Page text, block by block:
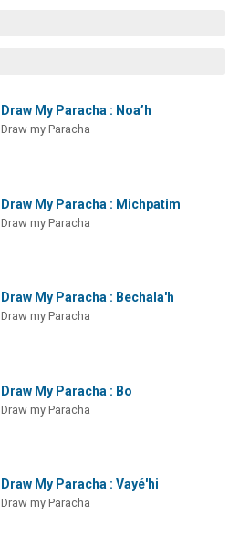
Draw My Paracha : Noa’h
Draw my Paracha
Draw My Paracha : Michpatim
Draw my Paracha
Draw My Paracha : Bechala'h
Draw my Paracha
Draw My Paracha : Bo
Draw my Paracha
Draw My Paracha : Vayé'hi
Draw my Paracha